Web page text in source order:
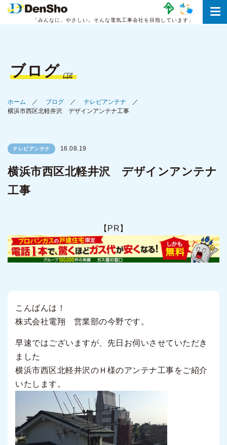
「みんなに、やさしい。 そんな電気工事会社を目指しています」
ブログ
ホーム ブログ
テレビアンテナ
横浜市西区北軽井沢 デザインアンテナ工事
テレビアンテナ 16.08.19
横浜市西区北軽井沢 デザインアンテナ
工事
【PR】
こんばんは！
株式会社電翔 営業部の今野です。
早速ではございますが、先日お伺いさせていただき
ました
横浜市西区北軽井沢のＨ様のアンテナ工事をご紹介
いたします。